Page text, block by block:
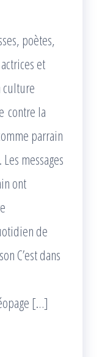
poètes,
et
contre la
parrain
messages
ont
de
C’est dans
[…]